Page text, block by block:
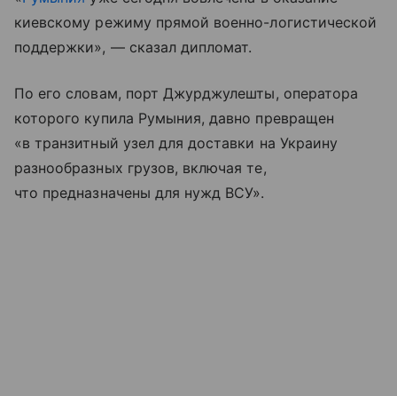
киевскому режиму прямой военно-логистической
поддержки», — сказал дипломат.
По его словам, порт Джурджулешты, оператора
которого купила Румыния, давно превращен
«в транзитный узел для доставки на Украину
разнообразных грузов, включая те,
что предназначены для нужд ВСУ».